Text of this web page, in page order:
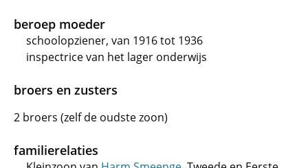
beroep moeder
schoolopziener, van 1916 tot 1936
inspectrice van het lager onderwijs
broers en zusters
2 broers (zelf de oudste zoon)
familierelaties